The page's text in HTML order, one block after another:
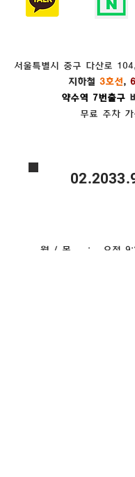
서울특별시 중구 다산로
지하철 3호선,
약수역 7번출구
무료 주차 가
월 / 목 : 오전 9:30